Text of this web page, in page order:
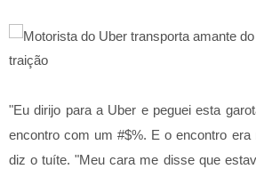
"Eu dirijo para a Uber e peguei esta
encontro com um #$%. E o encontro
diz o tuíte. "Meu cara me disse que